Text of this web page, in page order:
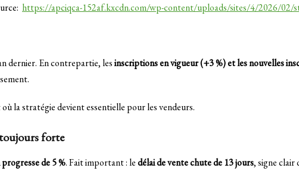
https://apciqca-152af.kxcdn.com/wp-content/uploads/sites/4/2026/02/
dernier. En contrepartie, lesinscriptions en vigueur (+3 %) et les nouvelles
la stratégie devient essentielle pour les vendeurs.
toujours forte
de 5 %. Fait important : ledélai de vente chute de 13 jours, signe